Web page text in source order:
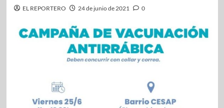
EL REPORTERO 24 de junio de 2021 0